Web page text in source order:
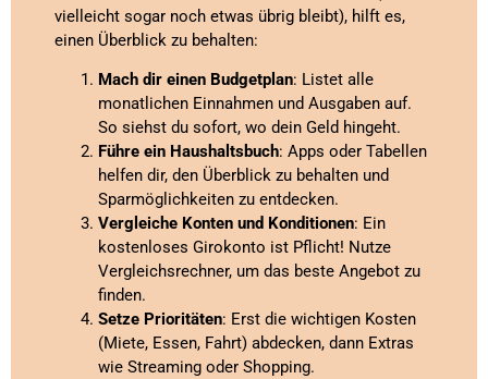
vielleicht sogar noch etwas übrig bleibt), hilft es,
einen Überblick zu behalten:
Mach dir einen Budgetplan: Listet alle
monatlichen Einnahmen und Ausgaben auf.
So siehst du sofort, wo dein Geld hingeht.
Führe ein Haushaltsbuch: Apps oder Tabellen
helfen dir, den Überblick zu behalten und
Sparmöglichkeiten zu entdecken.
Vergleiche Konten und Konditionen: Ein
kostenloses Girokonto ist Pflicht! Nutze
Vergleichsrechner, um das beste Angebot zu
finden.
Setze Prioritäten: Erst die wichtigen Kosten
(Miete, Essen, Fahrt) abdecken, dann Extras
wie Streaming oder Shopping.